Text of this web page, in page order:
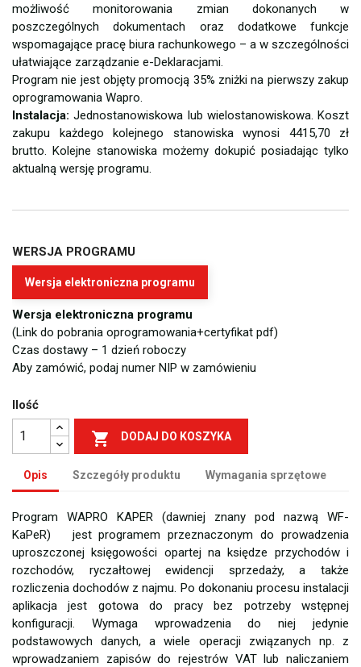
możliwość monitorowania zmian dokonanych w
poszczególnych dokumentach oraz dodatkowe funkcje
wspomagające pracę biura rachunkowego – a w szczególności
ułatwiające zarządzanie e-Deklaracjami.
Program nie jest objęty promocją 35% zniżki na pierwszy zakup
oprogramowania Wapro.
Instalacja: Jednostanowiskowa lub wielostanowiskowa. Koszt
zakupu każdego kolejnego stanowiska wynosi 4415,70 zł
brutto. Kolejne stanowiska możemy dokupić posiadając tylko
aktualną wersję programu.
WERSJA PROGRAMU
Wersja elektroniczna programu
Wersja elektroniczna programu
(Link do pobrania oprogramowania+certyfikat pdf)
Czas dostawy – 1 dzień roboczy
Aby zamówić, podaj numer NIP w zamówieniu
Ilość
 DODAJ DO KOSZYKA
Opis Szczegóły produktu Wymagania sprzętowe
Program WAPRO KAPER (dawniej znany pod nazwą WF-
KaPeR) jest programem przeznaczonym do prowadzenia
uproszczonej księgowości opartej na księdze przychodów i
rozchodów, ryczałtowej ewidencji sprzedaży, a także
rozliczenia dochodów z najmu. Po dokonaniu procesu instalacji
aplikacja jest gotowa do pracy bez potrzeby wstępnej
konfiguracji. Wymaga wprowadzenia do niej jedynie
podstawowych danych, a wiele operacji związanych np. z
wprowadzaniem zapisów do rejestrów VAT lub naliczaniem